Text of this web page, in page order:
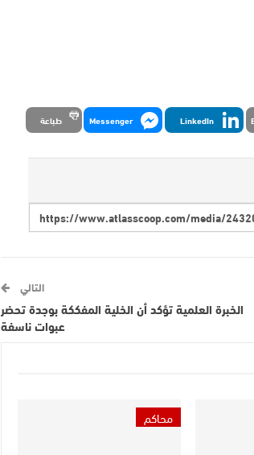
LinkedIn
Messenger طباعة
التالي
الخبرة العلمية تؤكد أن الخلية المفككة بوجدة تحضر
عبوات ناسفة
محاكم